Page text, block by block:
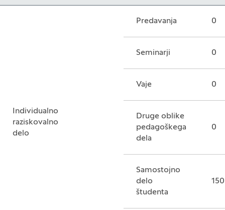
Individualno
raziskovalno
delo
Predavanja 0
Seminarji 0
Vaje 0
Druge oblike
pedagoškega
dela
0
Samostojno
delo
študenta